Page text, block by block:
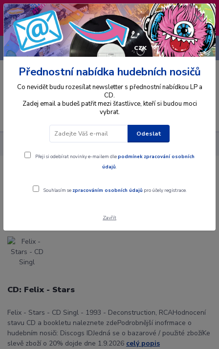
❣️ Od 4.8. do 13.8. čerpám dovolenou. Datum
expedice objednávek se posouvá na pátek
14.8.2026 🐋
CZK
+420 725 736 293
(Po-Pá, 8 - 16 hod.)
CD Felix - Stars - CD Singl
CD: Felix - Stars
Felix - Stars - CD Singl - 1993 - Deconstruction, RCAHodnocení
stavu CD a bookletu naleznete zdePodrobnější inofrmace o
hudebním nosiči: Discogs IDJedná se o bazarové / použité zbožíKe
slevě zboží o 20% dojde dne 1.9.2026 celý popis
Přednostní nabídka hudebních nosičů
Co nevidět budu rozesílat newsletter s přednostní nabídkou LP a
CD.
Zadej email a budeš patřit mezi šťastlivce, kteří si budou moci
vybrat.
Odeslat
Přeji si odebírat novinky e-mailem dlepodmínek zpracování osobních
údajů.
Souhlasím se zpracováním osobních údajů pro účely registrace.
Zavřít